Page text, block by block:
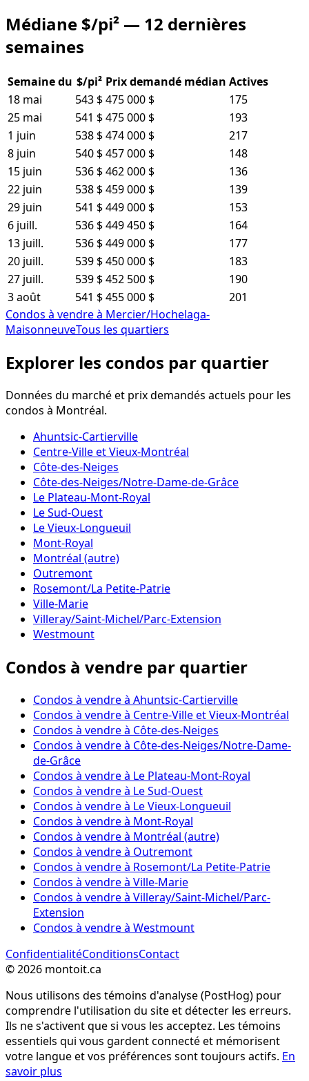
Médiane $/pi² — 12 dernières
semaines
Semaine du $/pi² Prix demandé médian Actives
18 mai
543 $475 000 $
175
25 mai
541 $475 000 $
193
1 juin
538 $474 000 $
217
8 juin
540 $457 000 $
148
15 juin
536 $462 000 $
136
22 juin
538 $459 000 $
139
29 juin
541 $449 000 $
153
6 juill.
536 $449 450 $
164
13 juill.
536 $449 000 $
177
20 juill.
539 $450 000 $
183
27 juill.
539 $452 500 $
190
3 août
541 $455 000 $
201
Condos à vendre à Mercier/Hochelaga-
MaisonneuveTous les quartiers
Explorer les condos par quartier
Données du marché et prix demandés actuels pour les
condos à Montréal.
Ahuntsic-Cartierville
Centre-Ville et Vieux-Montréal
Côte-des-Neiges
Côte-des-Neiges/Notre-Dame-de-Grâce
Le Plateau-Mont-Royal
Le Sud-Ouest
Le Vieux-Longueuil
Mont-Royal
Montréal (autre)
Outremont
Rosemont/La Petite-Patrie
Ville-Marie
Villeray/Saint-Michel/Parc-Extension
Westmount
Condos à vendre par quartier
Condos à vendre à Ahuntsic-Cartierville
Condos à vendre à Centre-Ville et Vieux-Montréal
Condos à vendre à Côte-des-Neiges
Condos à vendre à Côte-des-Neiges/Notre-Dame-
de-Grâce
Condos à vendre à Le Plateau-Mont-Royal
Condos à vendre à Le Sud-Ouest
Condos à vendre à Le Vieux-Longueuil
Condos à vendre à Mont-Royal
Condos à vendre à Montréal (autre)
Condos à vendre à Outremont
Condos à vendre à Rosemont/La Petite-Patrie
Condos à vendre à Ville-Marie
Condos à vendre à Villeray/Saint-Michel/Parc-
Extension
Condos à vendre à Westmount
ConfidentialitéConditionsContact
©2026 montoit.ca
Nous utilisons des témoins d'analyse (PostHog) pour
comprendre l'utilisation du site et détecter les erreurs.
Ils ne s'activent que si vous les acceptez. Les témoins
essentiels qui vous gardent connecté et mémorisent
votre langue et vos préférences sont toujours actifs. En
savoir plus